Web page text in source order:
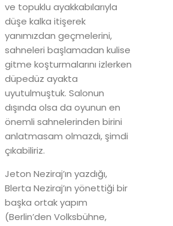
ve topuklu ayakkabılarıyla
düşe kalka itişerek
yanımızdan geçmelerini,
sahneleri başlamadan kulise
gitme koşturmalarını izlerken
düpedüz ayakta
uyutulmuştuk. Salonun
dışında olsa da oyunun en
önemli sahnelerinden birini
anlatmasam olmazdı, şimdi
çıkabiliriz.
Jeton Neziraj’ın yazdığı,
Blerta Neziraj’ın yönettiği bir
başka ortak yapım
(Berlin’den Volksbühne,